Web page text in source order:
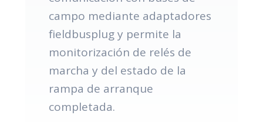
campo mediante adaptadores
fieldbusplug y permite la
monitorización de relés de
marcha y del estado de la
rampa de arranque
completada.